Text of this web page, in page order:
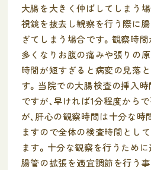
大腸を大きく伸ばしてしまう
視鏡を抜去し観察を行う際に
ぎてしまう場合です。観察時
多くなりお腹の痛みや張りの
時間が短すぎると病変の見落
す。当院での大腸検査の挿入
ですが、早ければ1分程度から
が、肝心の観察時間は十分な時
ますので全体の検査時間とし
ます。十分な観察を行うため
腸管の拡張を適宜調節を行う